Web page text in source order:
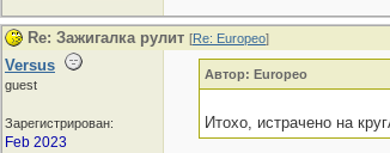
Re: Зажигалка рулит [Re: Europeo]
Versus
guest
Зарегистрирован:
Feb 2023
Автор: Europeo
Итохо, истрачено на